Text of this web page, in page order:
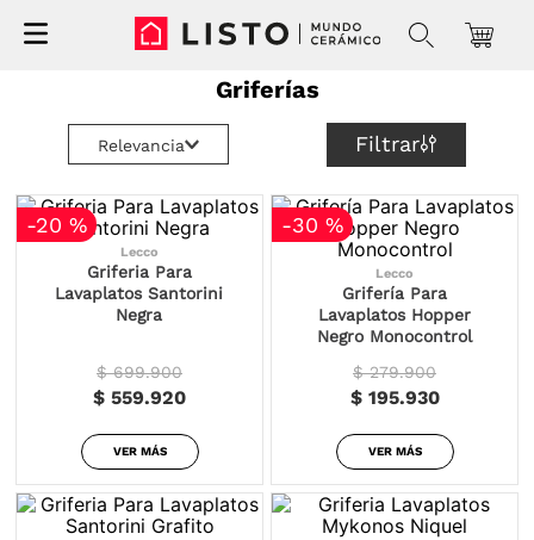
Griferías
Relevancia Filtrar
-20 %
Lecco
Griferia Para
Lavaplatos Santorini
Negra
$ 699.900
$ 559.920
VER MÁS
-30 %
Lecco
Grifería Para
Lavaplatos Hopper
Negro Monocontrol
$ 279.900
$ 195.930
VER MÁS